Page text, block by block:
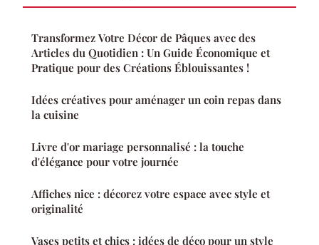
Transformez Votre Décor de Pâques avec des
Articles du Quotidien : Un Guide Économique et
Pratique pour des Créations Éblouissantes !
Idées créatives pour aménager un coin repas dans
la cuisine
Livre d'or mariage personnalisé : la touche
d'élégance pour votre journée
Affiches nice : décorez votre espace avec style et
originalité
Vases petits et chics : idées de déco pour un style